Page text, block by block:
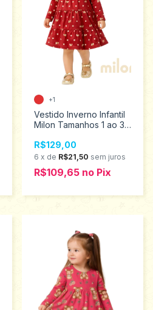
Vestido Inverno Infantil
Milon Tamanhos 1 ao 3
R$129,00
6 x de R$21,50 sem juros
R$109,65 no Pix
+1